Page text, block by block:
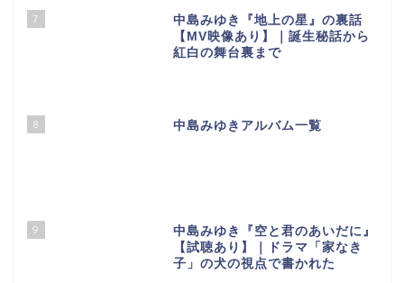
7
中島みゆき『地上の星』の裏話
【МV映像あり】｜誕生秘話から
紅白の舞台裏まで
8 中島みゆきアルバム一覧
9
中島みゆき『空と君のあいだに』
【試聴あり】｜ドラマ「家なき
子」の犬の視点で書かれた